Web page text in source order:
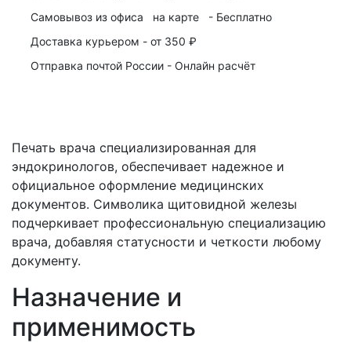
Самовывоз из офиса
на карте - Бесплатно
Доставка курьером - от 350 ₽
Отправка почтой России - Онлайн расчёт
Печать врача специализированная для
эндокринологов, обеспечивает надежное и
официальное оформление медицинских
документов. Символика щитовидной железы
подчеркивает профессиональную специализацию
врача, добавляя статусности и четкости любому
документу.
Назначение и
применимость